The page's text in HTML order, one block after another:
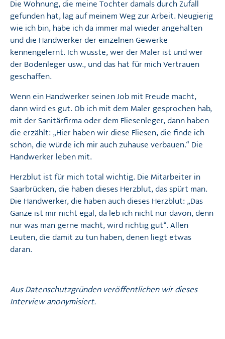
Die Wohnung, die meine Tochter damals durch Zufall
gefunden hat, lag auf meinem Weg zur Arbeit. Neugierig
wie ich bin, habe ich da immer mal wieder angehalten
und die Handwerker der einzelnen Gewerke
kennengelernt. Ich wusste, wer der Maler ist und wer
der Bodenleger usw., und das hat für mich Vertrauen
geschaffen.
Wenn ein Handwerker seinen Job mit Freude macht,
dann wird es gut. Ob ich mit dem Maler gesprochen hab,
mit der Sanitärfirma oder dem Fliesenleger, dann haben
die erzählt: „Hier haben wir diese Fliesen, die finde ich
schön, die würde ich mir auch zuhause verbauen.“ Die
Handwerker leben mit.
Herzblut ist für mich total wichtig. Die Mitarbeiter in
Saarbrücken, die haben dieses Herzblut, das spürt man.
Die Handwerker, die haben auch dieses Herzblut: „Das
Ganze ist mir nicht egal, da leb ich nicht nur davon, denn
nur was man gerne macht, wird richtig gut“. Allen
Leuten, die damit zu tun haben, denen liegt etwas
daran.
Aus Datenschutzgründen veröffentlichen wir dieses
Interview anonymisiert.